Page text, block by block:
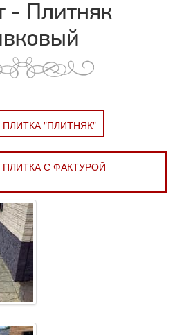
- Плитняк
"ПЛИТНЯК"
ПЛИТКА С ФАКТУРОЙ